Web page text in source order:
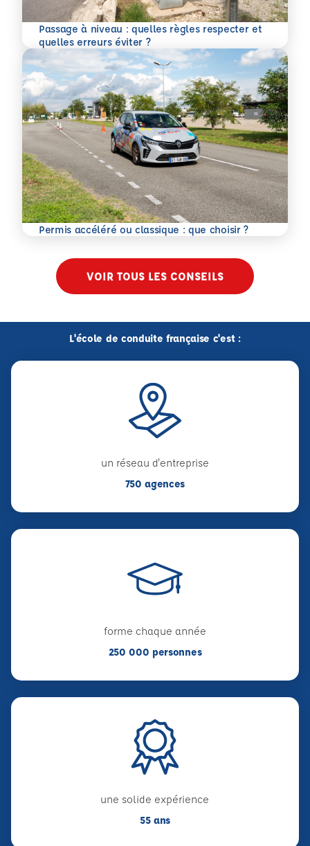
Passage à niveau : quelles règles respecter et
quelles erreurs éviter ?
En savoir plus
Permis accéléré ou classique : que choisir ?
En savoir plus
VOIR TOUS LES CONSEILS
L'école de conduite française c'est :
un réseau d'entreprise
750 agences
forme chaque année
250 000 personnes
une solide expérience
55 ans